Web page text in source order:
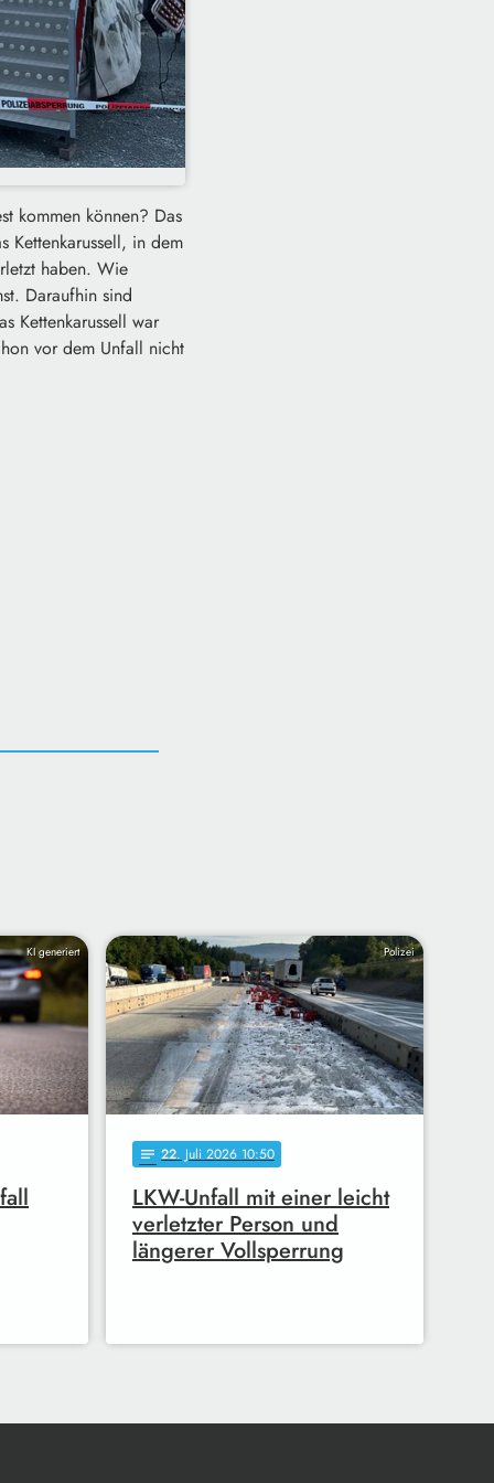
kommen können? Das
Kettenkarussell, in dem
haben. Wie
Daraufhin sind
Kettenkarussell war
vor dem Unfall nicht
KI generiert Polizei
notes 22. Juli 2026 10:50
LKW-Unfall mit einer leicht
verletzter Person und
längerer Vollsperrung